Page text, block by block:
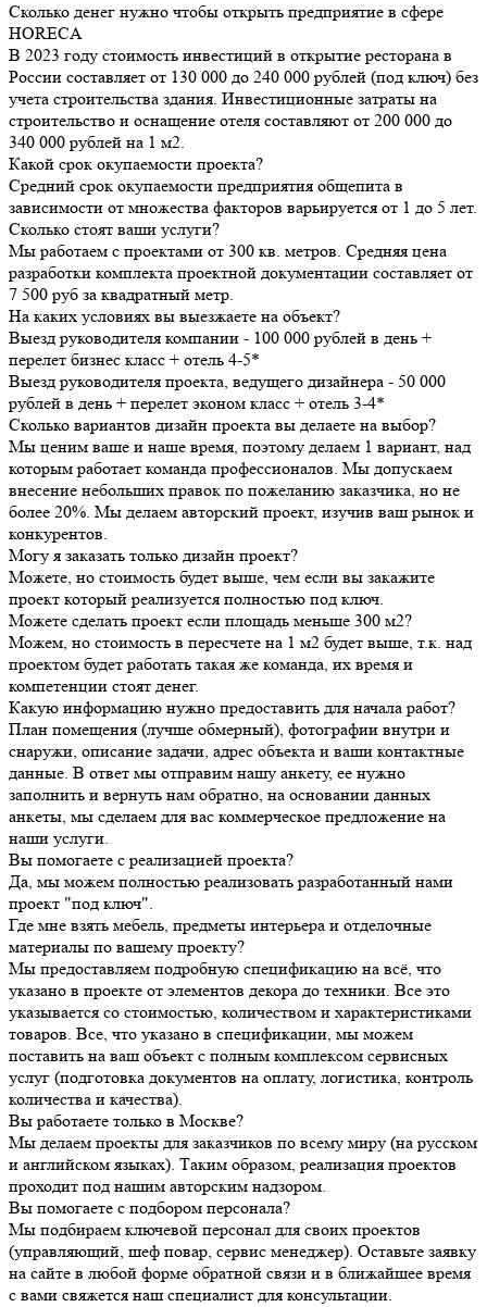
Сколько денег нужно чтобы открыть предприятие в сфере
HORECA
В 2023 году стоимость инвестиций в открытие ресторана в
России составляет от 130 000 до 240 000 рублей (под ключ) без
учета строительства здания. Инвестиционные затраты на
строительство и оснащение отеля составляют от 200 000 до
340 000 рублей на 1 м2.
Какой срок окупаемости проекта?
Средний срок окупаемости предприятия общепита в
зависимости от множества факторов варьируется от 1 до 5 лет.
Сколько стоят ваши услуги?
Мы работаем с проектами от 300 кв. метров. Средняя цена
разработки комплекта проектной документации составляет от
7 500 руб за квадратный метр.
На каких условиях вы выезжаете на объект?
Выезд руководителя компании - 100 000 рублей в день +
перелет бизнес класс + отель 4-5*
Выезд руководителя проекта, ведущего дизайнера - 50 000
рублей в день + перелет эконом класс + отель 3-4*
Сколько вариантов дизайн проекта вы делаете на выбор?
Мы ценим ваше и наше время, поэтому делаем 1 вариант, над
которым работает команда профессионалов. Мы допускаем
внесение небольших правок по пожеланию заказчика, но не
более 20%. Мы делаем авторский проект, изучив ваш рынок и
конкурентов.
Могу я заказать только дизайн проект?
Можете, но стоимость будет выше, чем если вы закажите
проект который реализуется полностью под ключ.
Можете сделать проект если площадь меньше 300 м2?
Можем, но стоимость в пересчете на 1 м2 будет выше, т.к. над
проектом будет работать такая же команда, их время и
компетенции стоят денег.
Какую информацию нужно предоставить для начала работ?
План помещения (лучше обмерный), фотографии внутри и
снаружи, описание задачи, адрес объекта и ваши контактные
данные. В ответ мы отправим нашу анкету, ее нужно
заполнить и вернуть нам обратно, на основании данных
анкеты, мы сделаем для вас коммерческое предложение на
наши услуги.
Вы помогаете с реализацией проекта?
Да, мы можем полностью реализовать разработанный нами
проект "под ключ".
Где мне взять мебель, предметы интерьера и отделочные
материалы по вашему проекту?
Мы предоставляем подробную спецификацию на всё, что
указано в проекте от элементов декора до техники. Все это
указывается со стоимостью, количеством и характеристиками
товаров. Все, что указано в спецификации, мы можем
поставить на ваш объект с полным комплексом сервисных
услуг (подготовка документов на оплату, логистика, контроль
количества и качества).
Вы работаете только в Москве?
Мы делаем проекты для заказчиков по всему миру (на русском
и английском языках). Таким образом, реализация проектов
проходит под нашим авторским надзором.
Вы помогаете с подбором персонала?
Мы подбираем ключевой персонал для своих проектов
(управляющий, шеф повар, сервис менеджер). Оставьте заявку
на сайте в любой форме обратной связи и в ближайшее время
с вами свяжется наш специалист для консультации.